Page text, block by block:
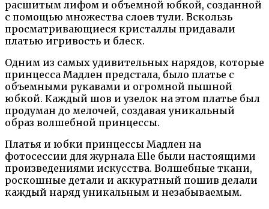
расшитым лифом и объемной юбкой, созданной
с помощью множества слоев тули. Вскользь
просматривающиеся кристаллы придавали
платью игривость и блеск.
Одним из самых удивительных нарядов, которые
принцесса Мадлен предстала, было платье с
объемными рукавами и огромной пышной
юбкой. Каждый шов и узелок на этом платье был
продуман до мелочей, создавая уникальный
образ волшебной принцессы.
Платья и юбки принцессы Мадлен на
фотосессии для журнала Elle были настоящими
произведениями искусства. Волшебные ткани,
роскошные детали и аккуратный пошив делали
каждый наряд уникальным и незабываемым.